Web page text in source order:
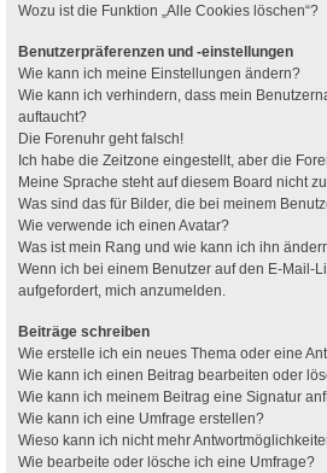
Wozu ist die Funktion „Alle Cookies löschen“?
Benutzerpräferenzen und -einstellungen
Wie kann ich meine Einstellungen ändern?
Wie kann ich verhindern, dass mein
auftaucht?
Die Forenuhr geht falsch!
Ich habe die Zeitzone eingestellt, aber die
Meine Sprache steht auf diesem Board nicht
Was sind das für Bilder, die bei meinem
Wie verwende ich einen Avatar?
Was ist mein Rang und wie kann ich ihn
Wenn ich bei einem Benutzer auf den E-Mail-
aufgefordert, mich anzumelden.
Beiträge schreiben
Wie erstelle ich ein neues Thema oder eine
Wie kann ich einen Beitrag bearbeiten oder
Wie kann ich meinem Beitrag eine Signatur
Wie kann ich eine Umfrage erstellen?
Wieso kann ich nicht mehr
Wie bearbeite oder lösche ich eine Umfrage?